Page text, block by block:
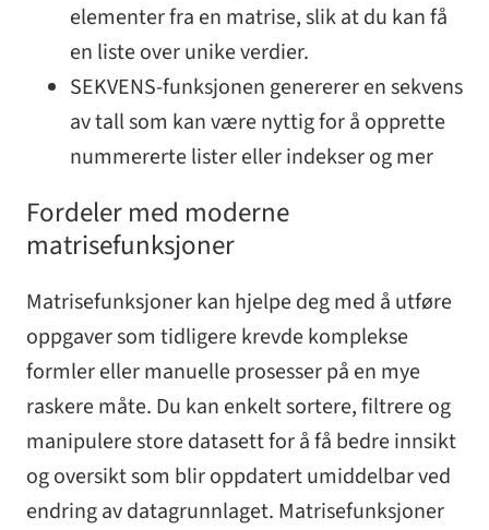
elementer fra en matrise, slik at du kan få
en liste over unike verdier.
SEKVENS-funksjonen genererer en sekvens
av tall som kan være nyttig for å opprette
nummererte lister eller indekser og mer
Fordeler med moderne
matrisefunksjoner
Matrisefunksjoner kan hjelpe deg med å utføre
oppgaver som tidligere krevde komplekse
formler eller manuelle prosesser på en mye
raskere måte. Du kan enkelt sortere, filtrere og
manipulere store datasett for å få bedre innsikt
og oversikt som blir oppdatert umiddelbar ved
endring av datagrunnlaget. Matrisefunksjoner